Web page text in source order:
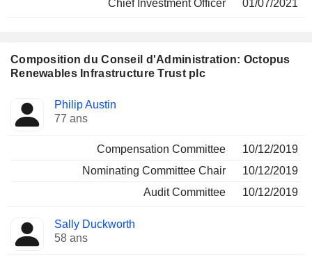
Chief Investment Officer 01/07/2021
Composition du Conseil d'Administration: Octopus
Renewables Infrastructure Trust plc
Administrateur Comités
Philip Austin
77 ans
Compensation Committee
10/12/2019
Nominating Committee Chair
10/12/2019
Audit Committee
10/12/2019
Sally Duckworth
58 ans